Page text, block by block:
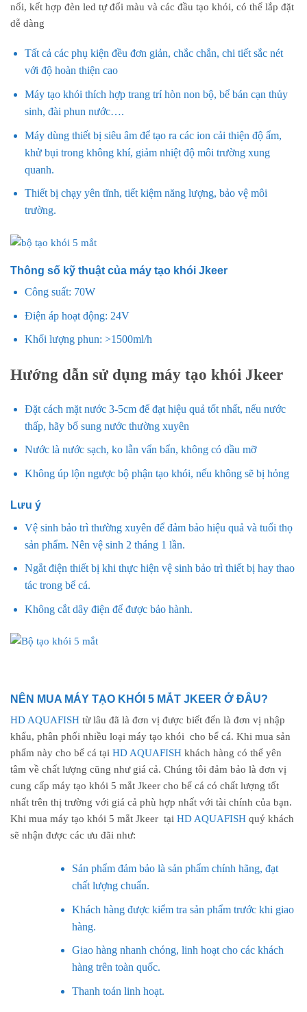
nổi, kết hợp đèn led tự đổi màu và các đầu tạo khói, có thể lắp đặt
dễ dàng
Tất cả các phụ kiện đều đơn giản, chắc chắn, chi tiết sắc nét
với độ hoàn thiện cao
Máy tạo khói thích hợp trang trí hòn non bộ, bể bán cạn thủy
sinh, đài phun nước….
Máy dùng thiết bị siêu âm để tạo ra các ion cải thiện độ ẩm,
khử bụi trong không khí, giảm nhiệt độ môi trường xung
quanh.
Thiết bị chạy yên tĩnh, tiết kiệm năng lượng, bảo vệ môi
trường.
Thông số kỹ thuật của máy tạo khói Jkeer
Công suất: 70W
Điện áp hoạt động: 24V
Khối lượng phun: >1500ml/h
Hướng dẫn sử dụng máy tạo khói Jkeer
Đặt cách mặt nước 3-5cm để đạt hiệu quả tốt nhất, nếu nước
thấp, hãy bổ sung nước thường xuyên
Nước là nước sạch, ko lẫn vẩn bẩn, không có dầu mỡ
Không úp lộn ngược bộ phận tạo khói, nếu không sẽ bị hỏng
Lưu ý
Vệ sinh bảo trì thường xuyên để đảm bảo hiệu quả và tuổi thọ
sản phẩm. Nên vệ sinh 2 tháng 1 lần.
Ngắt điện thiết bị khi thực hiện vệ sinh bảo trì thiết bị hay thao
tác trong bể cá.
Không cắt dây điện để được bảo hành.
NÊN MUA MÁY TẠO KHÓI 5 MẮT JKEER Ở ĐÂU?
HD AQUAFISH từ lâu đã là đơn vị được biết đến là đơn vị nhập
khẩu, phân phối nhiều loại máy tạo khói cho bể cá. Khi mua sản
phẩm này cho bể cá tại HD AQUAFISH khách hàng có thể yên
tâm về chất lượng cũng như giá cả. Chúng tôi đảm bảo là đơn vị
cung cấp máy tạo khói 5 mắt Jkeer cho bể cá có chất lượng tốt
nhất trên thị trường với giá cả phù hợp nhất với tài chính của bạn.
Khi mua máy tạo khói 5 mắt Jkeer tại HD AQUAFISH quý khách
sẽ nhận được các ưu đãi như:
Sản phẩm đảm bảo là sản phẩm chính hãng, đạt
chất lượng chuẩn.
Khách hàng được kiểm tra sản phẩm trước khi giao
hàng.
Giao hàng nhanh chóng, linh hoạt cho các khách
hàng trên toàn quốc.
Thanh toán linh hoạt.